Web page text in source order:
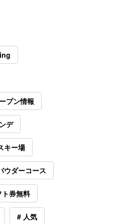
プン情報
デ
キー場
ウダーコース
券無料
# 人気